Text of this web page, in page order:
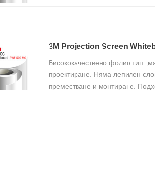
3M Projection Screen
Висококачествено фолио тип
проектиране. Няма лепилен
преместване и монтиране.